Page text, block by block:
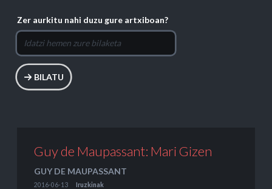
Zer aurkitu nahi duzu gure artxiboan?
BILATU
Guy de Maupassant: Mari Gizen
GUY DE MAUPASSANT
2016-06-13
Iruzkinak